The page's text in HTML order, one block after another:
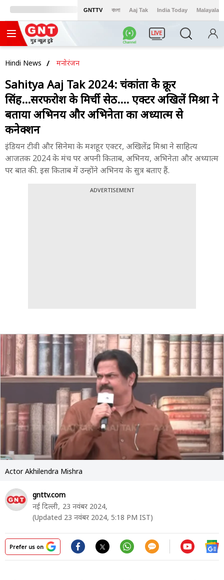
GNTTV বাংলা Aaj Tak India Today Malayalam
LIVE
Hindi News मनोरंजन
Sahitya Aaj Tak 2024: चंद्रकांता के क्रूर
सिंह...सरफरोश के मिर्ची सेठ.... एक्टर अखिलेंद्र मिश्रा ने
बताया अभिनय और अभिनेता का अध्यात्म से
कनेक्शन
इंडियन टीवी और सिनेमा के मशहूर एक्टर, अखिलेंद्र मिश्रा ने साहित्य
आजतक 2024 के मंच पर अपनी किताब, अभिनय, अभिनेता और अध्यात्म
पर बात की. इस किताब में उन्होंने अभिनय के सुत्र बताए हैं.
ADVERTISEMENT
Actor Akhilendra Mishra
gnttv.com
नई दिल्ली, 23 नवंबर 2024,
(Updated 23 नवंबर 2024, 5:18 PM IST)
Prefer us on